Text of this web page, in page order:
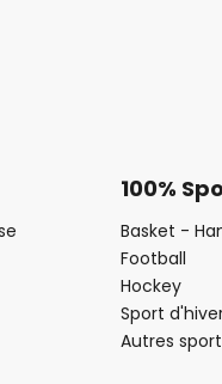
100%
Basket -
Football
Hockey
Sport
Autres